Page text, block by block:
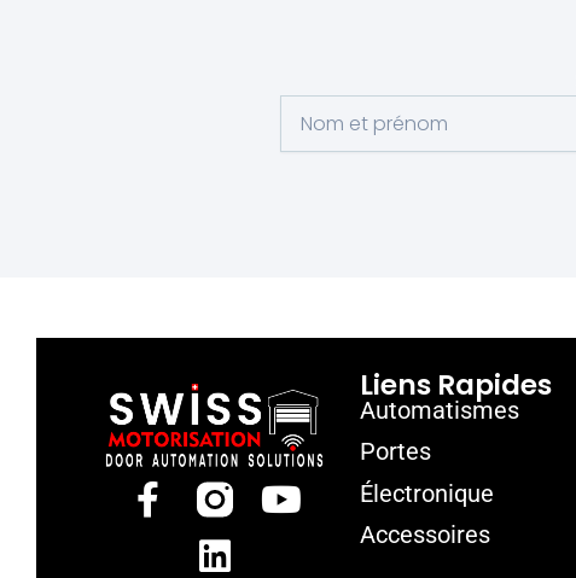
Liens Rapides
Automatismes
Portes
Électronique
Accessoires